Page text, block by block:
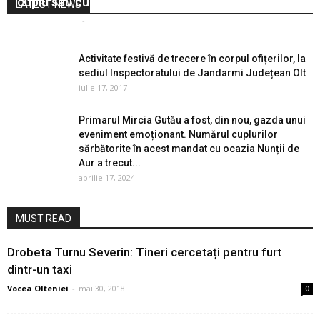
LATEST NEWS
-
Activitate festivă de trecere în corpul ofițerilor, la
sediul Inspectoratului de Jandarmi Județean Olt
iulie 17, 2017
Primarul Mircia Gutău a fost, din nou, gazda unui
eveniment emoționant. Numărul cuplurilor
sărbătorite în acest mandat cu ocazia Nunții de
Aur a trecut...
aprilie 17, 2024
MUST READ
Drobeta Turnu Severin: Tineri cercetați pentru furt
dintr-un taxi
Vocea Olteniei - mai 30, 2018 0